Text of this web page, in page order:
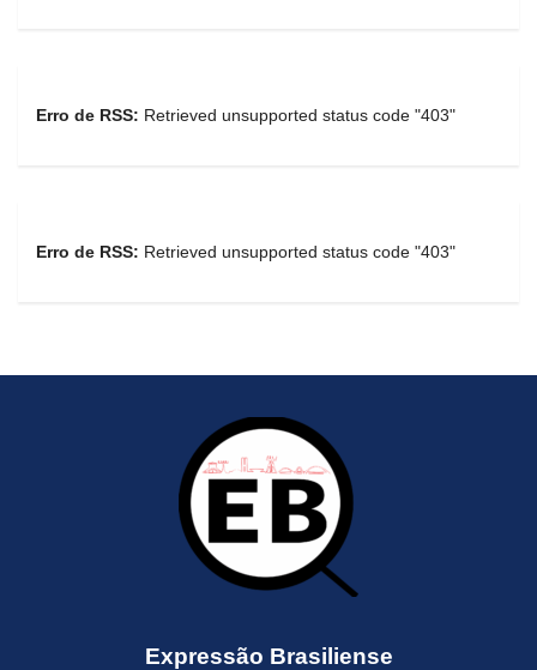
Erro de RSS: Retrieved unsupported status code "403"
Erro de RSS: Retrieved unsupported status code "403"
Expressão Brasiliense